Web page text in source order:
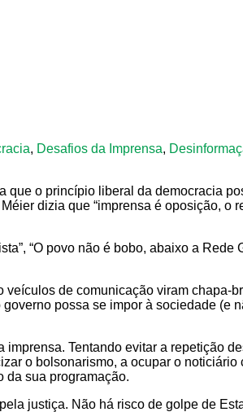
, Desafios da Imprensa,
o princípio liberal da democracia
dizia que “imprensa é oposição, o
“O povo não é bobo, abaixo a Rede
de comunicação viram chapa-
possa se impor à sociedade (e
Tentando evitar a repetição
o bolsonarismo, a ocupar o
da sua programação.
justiça. Não há risco de golpe de